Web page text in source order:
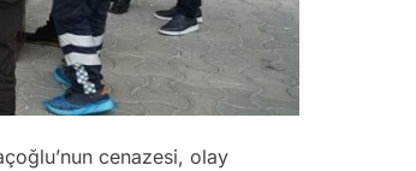
cenazesi, olay